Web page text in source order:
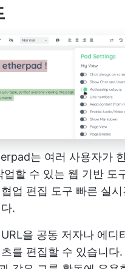
는 여러 사용자가
업할 수 있는 웹 기반 도
협업 편집 도구 빠른 실시
.
을 공동 저자나 에디
를 편집할 수 있습니다.